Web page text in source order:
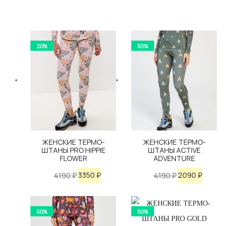
20%
ЖЕНСКИЕ ТЕРМО-
ШТАНЫ PRO HIPPIE
FLOWER
4190₽ Первоначальная
составляла
4190 ₽.
3350 ₽Текущая
50%
ЖЕНСКИЕ ТЕРМО-
ШТАНЫ ACTIVE
ADVENTURE
4190₽
составляла
4190 ₽.
2090 ₽
2090 ₽.
50% 50%